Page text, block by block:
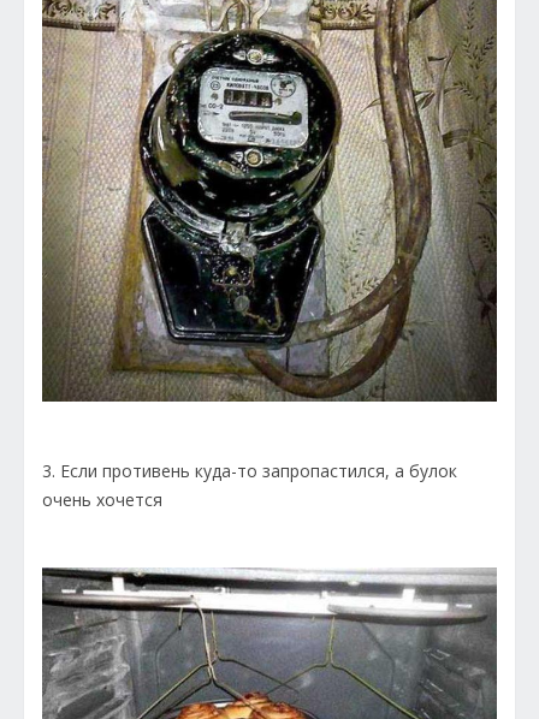
3. Если противень куда-то запропастился, а булок
очень хочется